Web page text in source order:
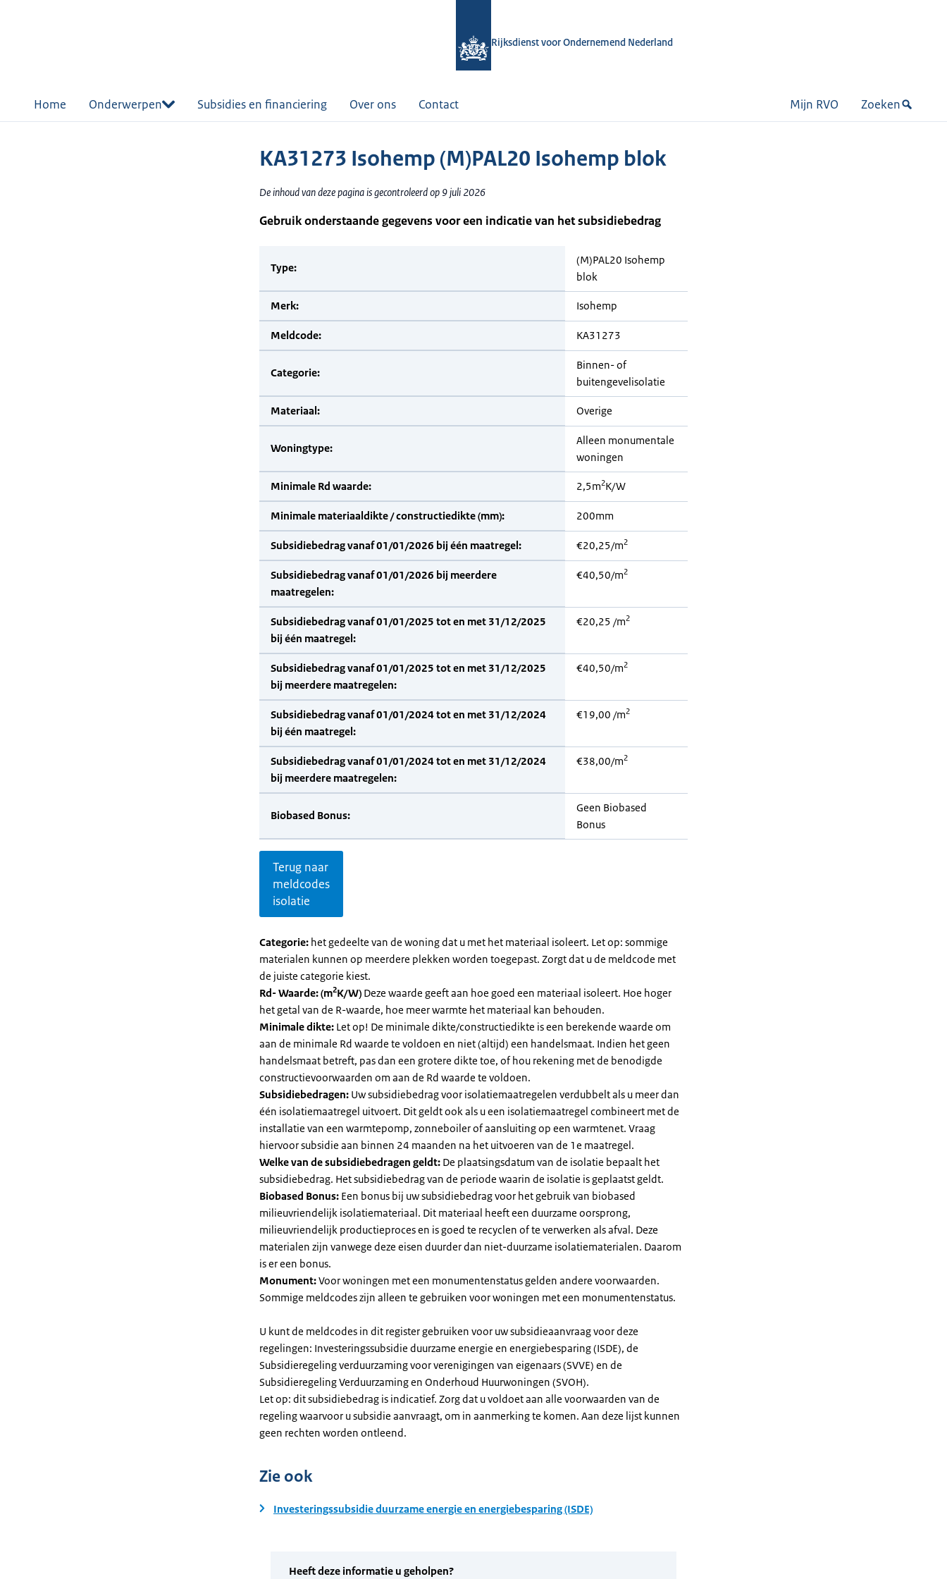
Rijksdienst voor Ondernemend Nederland
Home Onderwerpen Subsidies en financiering Over ons Contact Mijn RVO Zoeken
KA31273 Isohemp (M)PAL20 Isohemp blok
De inhoud van deze pagina is gecontroleerd op 9 juli 2026
Gebruik onderstaande gegevens voor een indicatie van het subsidiebedrag
Type:
(M)PAL20 Isohemp
blok
Merk: Isohemp
Meldcode: KA31273
Categorie:
Binnen- of
buitengevelisolatie
Materiaal: Overige
Woningtype:
Alleen monumentale
woningen
Minimale Rd waarde: 2,5m2K/W
Minimale materiaaldikte / constructiedikte (mm): 200mm
Subsidiebedrag vanaf 01/01/2026 bij één maatregel: €20,25/m2
Subsidiebedrag vanaf 01/01/2026 bij meerdere
maatregelen:
€40,50/m2
Subsidiebedrag vanaf 01/01/2025 tot en met 31/12/2025
bij één maatregel:
€20,25 /m2
Subsidiebedrag vanaf 01/01/2025 tot en met 31/12/2025
bij meerdere maatregelen:
€40,50/m2
Subsidiebedrag vanaf 01/01/2024 tot en met 31/12/2024
bij één maatregel:
€19,00 /m2
Subsidiebedrag vanaf 01/01/2024 tot en met 31/12/2024
bij meerdere maatregelen:
€38,00/m2
Biobased Bonus:
Geen Biobased
Bonus
Terug naar
meldcodes
isolatie
Categorie: het gedeelte van de woning dat u met het materiaal isoleert. Let op: sommige
materialen kunnen op meerdere plekken worden toegepast. Zorgt dat u de meldcode met
de juiste categorie kiest.
Rd- Waarde: (m2K/W) Deze waarde geeft aan hoe goed een materiaal isoleert. Hoe hoger
het getal van de R-waarde, hoe meer warmte het materiaal kan behouden.
Minimale dikte: Let op! De minimale dikte/constructiedikte is een berekende waarde om
aan de minimale Rd waarde te voldoen en niet (altijd) een handelsmaat. Indien het geen
handelsmaat betreft, pas dan een grotere dikte toe, of hou rekening met de benodigde
constructievoorwaarden om aan de Rd waarde te voldoen.
Subsidiebedragen: Uw subsidiebedrag voor isolatiemaatregelen verdubbelt als u meer dan
één isolatiemaatregel uitvoert. Dit geldt ook als u een isolatiemaatregel combineert met de
installatie van een warmtepomp, zonneboiler of aansluiting op een warmtenet. Vraag
hiervoor subsidie aan binnen 24 maanden na het uitvoeren van de 1e maatregel.
Welke van de subsidiebedragen geldt: De plaatsingsdatum van de isolatie bepaalt het
subsidiebedrag. Het subsidiebedrag van de periode waarin de isolatie is geplaatst geldt.
Biobased Bonus: Een bonus bij uw subsidiebedrag voor het gebruik van biobased
milieuvriendelijk isolatiemateriaal. Dit materiaal heeft een duurzame oorsprong,
milieuvriendelijk productieproces en is goed te recyclen of te verwerken als afval. Deze
materialen zijn vanwege deze eisen duurder dan niet-duurzame isolatiematerialen. Daarom
is er een bonus.
Monument:Voor woningen met een monumentenstatus gelden andere voorwaarden.
Sommige meldcodes zijn alleen te gebruiken voor woningen met een monumentenstatus.
U kunt de meldcodes in dit register gebruiken voor uw subsidieaanvraag voor deze
regelingen: Investeringssubsidie duurzame energie en energiebesparing (ISDE), de
Subsidieregeling verduurzaming voor verenigingen van eigenaars (SVVE) en de
Subsidieregeling Verduurzaming en Onderhoud Huurwoningen (SVOH).
Let op: dit subsidiebedrag is indicatief. Zorg dat u voldoet aan alle voorwaarden van de
regeling waarvoor u subsidie aanvraagt, om in aanmerking te komen. Aan deze lijst kunnen
geen rechten worden ontleend.
Zie ook
Investeringssubsidie duurzame energie en energiebesparing (ISDE)